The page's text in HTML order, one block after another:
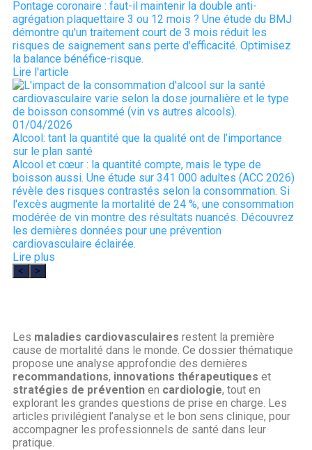
Pontage coronaire : faut-il maintenir la double anti-
agrégation plaquettaire 3 ou 12 mois ? Une étude du BMJ
démontre qu'un traitement court de 3 mois réduit les
risques de saignement sans perte d'efficacité. Optimisez
la balance bénéfice-risque.
Lire l'article
01/04/2026
Alcool: tant la quantité que la qualité ont de l’importance
sur le plan santé
Alcool et cœur : la quantité compte, mais le type de
boisson aussi. Une étude sur 341 000 adultes (ACC 2026)
révèle des risques contrastés selon la consommation. Si
l'excès augmente la mortalité de 24 %, une consommation
modérée de vin montre des résultats nuancés. Découvrez
les dernières données pour une prévention
cardiovasculaire éclairée.
Lire plus
< >
Les maladies cardiovasculaires restent la première
cause de mortalité dans le monde. Ce dossier thématique
propose une analyse approfondie des dernières
recommandations, innovations thérapeutiques et
stratégies de prévention en cardiologie, tout en
explorant les grandes questions de prise en charge. Les
articles privilégient l’analyse et le bon sens clinique, pour
accompagner les professionnels de santé dans leur
pratique.